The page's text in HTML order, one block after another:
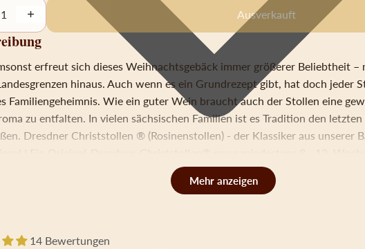
quantity
Increase quantity Ausverkauft
erfreut sich dieses Weihnachtsgebäck immer größerer Beliebtheit
hinaus. Auch wenn es ein Grundrezept gibt, hat doch jeder
Familiengeheimnis. Wie ein guter Wein braucht auch der Stollen eine
zu entfalten. In vielen sächsischen Familien ist es Tradition den
Dresdner Christstollen ® (Rosinenstollen) - der Klassiker aus unserer
werden, wie ein guter Wein. Damit garantieren wir bei unserer
& Qualität. Das Original aus Dresden seit 1474´ Inhaltsstoffe:
100g Portionsgröße: Kohlenhydrate: 49g davon Zucker: 31g
14 Bewertungen